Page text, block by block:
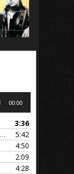
00:00
3:36
5:42
4:50
2:09
4:28